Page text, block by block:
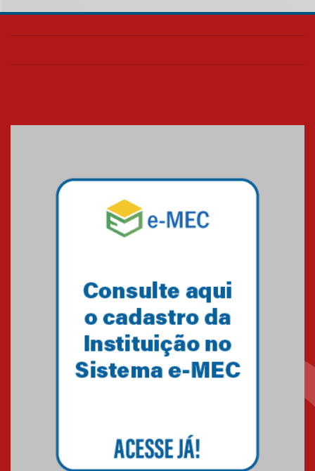
realizará nova edição da Feira
04.08.2026
Mackenzie recepciona os
calouros do segundo semestre
Como o Colégio Mackenzie
Brasília prepara seus
estudantes para o PAS antes
mesmo do Ensino Médio
04.08.2026